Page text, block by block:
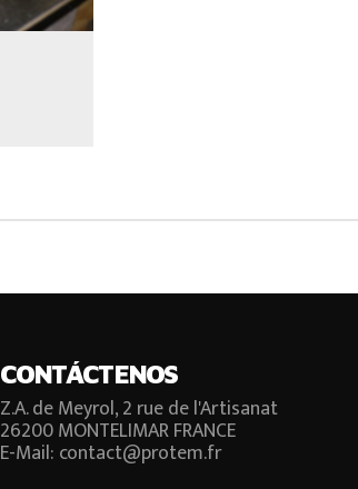
CONTÁCTENOS
Z.A. de Meyrol, 2 rue de l'Artisanat
26200 MONTELIMAR FRANCE
E-Mail: contact@protem.fr